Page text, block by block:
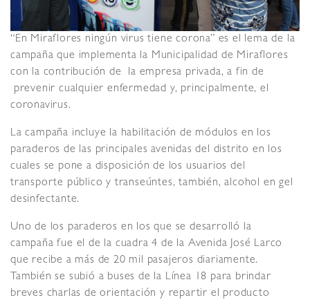
“En Miraflores ningún virus tiene corona” es el lema de la
campaña que implementa la Municipalidad de Miraflores
con la contribución de la empresa privada, a fin de
prevenir cualquier enfermedad y, principalmente, el
coronavirus.
La campaña incluye la habilitación de módulos en los
paraderos de las principales avenidas del distrito en los
cuales se pone a disposición de los usuarios del
transporte público y transeúntes, también, alcohol en gel
desinfectante.
Uno de los paraderos en los que se desarrolló la
campaña fue el de la cuadra 4 de la Avenida José Larco
que recibe a más de 20 mil pasajeros diariamente.
También se subió a buses de la Línea 18 para brindar
breves charlas de orientación y repartir el producto